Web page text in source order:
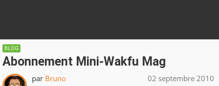
BLOG
Abonnement Mini-Wakfu Mag
par Bruno 02 septembre 2010